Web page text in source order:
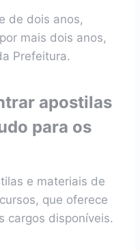
de dois anos,
mais dois anos,
Prefeitura.
apostilas
para os
e materiais de
que oferece
cargos disponíveis.